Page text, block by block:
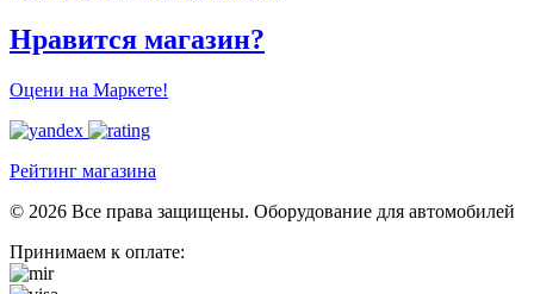
Нравится магазин?
Оцени на Маркете!
Рейтинг магазина
© 2026 Все права защищены. Оборудование для автомобилей
Принимаем к оплате: